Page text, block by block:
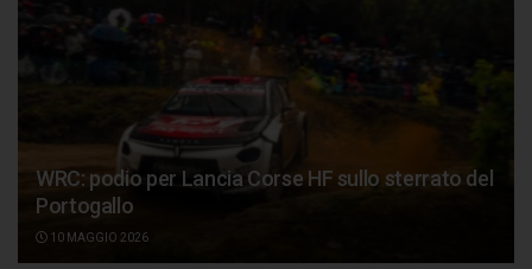
WRC: podio per Lancia Corse HF sullo sterrato del
Portogallo
10 MAGGIO 2026